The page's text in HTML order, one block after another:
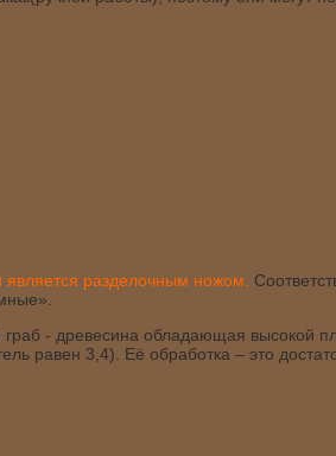
разделочным ножом.
граб - древесина обладающая высокой
равен 3,4). Её обработка – это